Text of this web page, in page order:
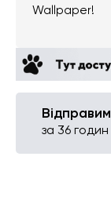
Wallpaper!
за 36 годин